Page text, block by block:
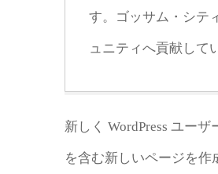
す。ゴッサム・シテ
ュニティへ貢献して
新しく WordPress ユーザ
を含む新しいページを